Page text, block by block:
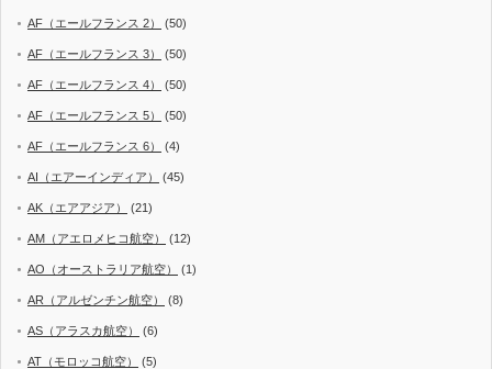
AF（エールフランス 2） (50)
AF（エールフランス 3） (50)
AF（エールフランス 4） (50)
AF（エールフランス 5） (50)
AF（エールフランス 6） (4)
AI（エアーインディア） (45)
AK（エアアジア） (21)
AM（アエロメヒコ航空） (12)
AO（オーストラリア航空） (1)
AR（アルゼンチン航空） (8)
AS（アラスカ航空） (6)
AT（モロッコ航空） (5)